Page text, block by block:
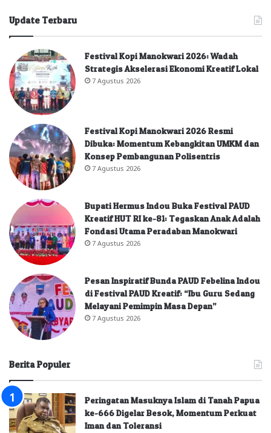
Update Terbaru
Festival Kopi Manokwari 2026: Wadah
Strategis Akselerasi Ekonomi Kreatif Lokal
7 Agustus 2026
Festival Kopi Manokwari 2026 Resmi
Dibuka: Momentum Kebangkitan UMKM dan
Konsep Pembangunan Polisentris
7 Agustus 2026
Bupati Hermus Indou Buka Festival PAUD
Kreatif HUT RI ke-81: Tegaskan Anak Adalah
Fondasi Utama Peradaban Manokwari
7 Agustus 2026
Pesan Inspiratif Bunda PAUD Febelina Indou
di Festival PAUD Kreatif: “Ibu Guru Sedang
Melayani Pemimpin Masa Depan”
7 Agustus 2026
Berita Populer
Peringatan Masuknya Islam di Tanah Papua
ke-666 Digelar Besok, Momentum Perkuat
Iman dan Toleransi